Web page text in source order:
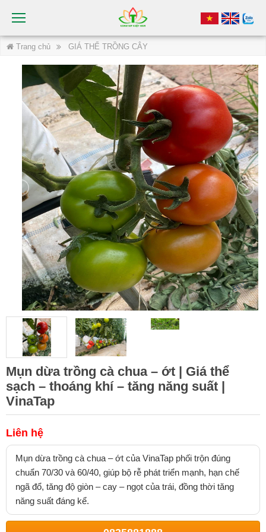
Trang chủ GIÁ THỂ TRỒNG CÂY
Mụn dừa trồng cà chua – ớt | Giá thể
sạch – thoáng khí – tăng năng suất |
VinaTap
Liên hệ
Mụn dừa trồng cà chua – ớt của VinaTap phối trộn đúng
chuẩn 70/30 và 60/40, giúp bộ rễ phát triển mạnh, hạn chế
ngã đổ, tăng độ giòn – cay – ngọt của trái, đồng thời tăng
năng suất đáng kể.